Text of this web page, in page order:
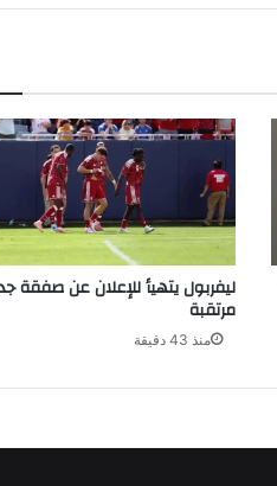
ليفربول يتهيأ للإعلان عن صفقة
مرتقبة
منذ 43 دقيقة